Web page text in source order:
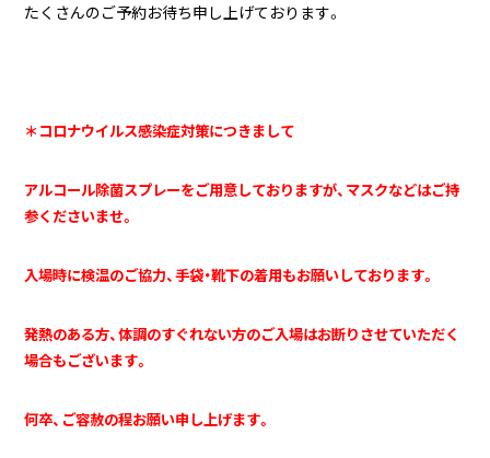
たくさんのご予約お待ち申し上げております。
＊コロナウイルス感染症対策につきまして
アルコール除菌スプレーをご用意しておりますが、マスクなどはご持
参くださいませ。
入場時に検温のご協力、手袋・靴下の着用もお願いしております。
発熱のある方、体調のすぐれない方のご入場はお断りさせていただく
場合もございます。
何卒、ご容赦の程お願い申し上げます。